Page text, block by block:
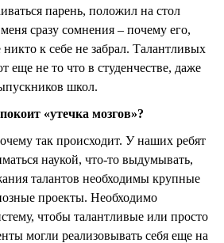
парень, положил на стол
сразу сомнения – почему его,
никто к себе не забрал. Талантливых
еще не то что в студенчестве, даже
школ.
«утечка мозгов»?
так происходит. У наших ребят
наукой, что-то выдумывать,
талантов необходимы крупные
проекты. Необходимо
чтобы талантливые или просто
могли реализовывать себя еще на